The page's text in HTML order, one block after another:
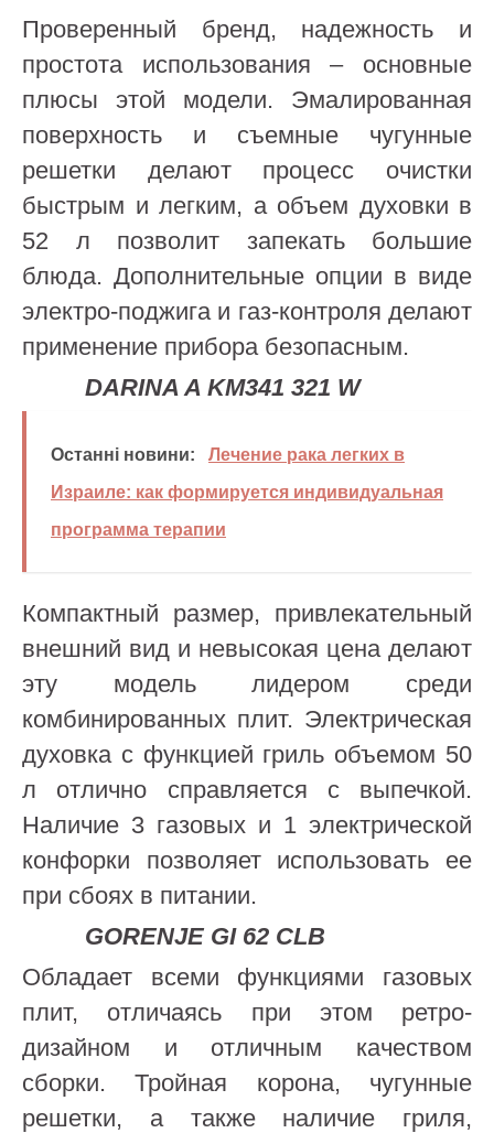
Проверенный бренд, надежность и
простота использования – основные
плюсы этой модели. Эмалированная
поверхность и съемные чугунные
решетки делают процесс очистки
быстрым и легким, а объем духовки в
52 л позволит запекать большие
блюда. Дополнительные опции в виде
электро-поджига и газ-контроля делают
применение прибора безопасным.
DARINA A KM341 321 W
Останні новини:
Лечение рака легких в
Израиле: как формируется индивидуальная
программа терапии
Компактный размер, привлекательный
внешний вид и невысокая цена делают
эту модель лидером среди
комбинированных плит. Электрическая
духовка с функцией гриль объемом 50
л отлично справляется с выпечкой.
Наличие 3 газовых и 1 электрической
конфорки позволяет использовать ее
при сбоях в питании.
GORENJE GI 62 CLB
Обладает всеми функциями газовых
плит, отличаясь при этом ретро-
дизайном и отличным качеством
сборки. Тройная корона, чугунные
решетки, а также наличие гриля,